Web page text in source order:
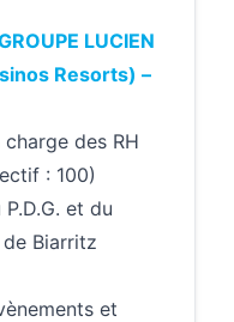
LUCIEN
Resorts) –
des RH
: 100)
et du
de Biarritz
et